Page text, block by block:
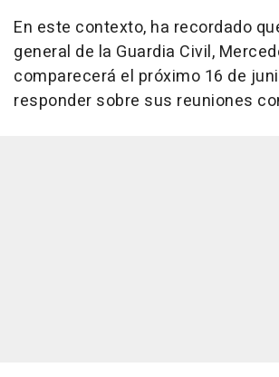
En este contexto, ha recordado
general de la Guardia Civil,
comparecerá el próximo 16 de
responder sobre sus reuniones